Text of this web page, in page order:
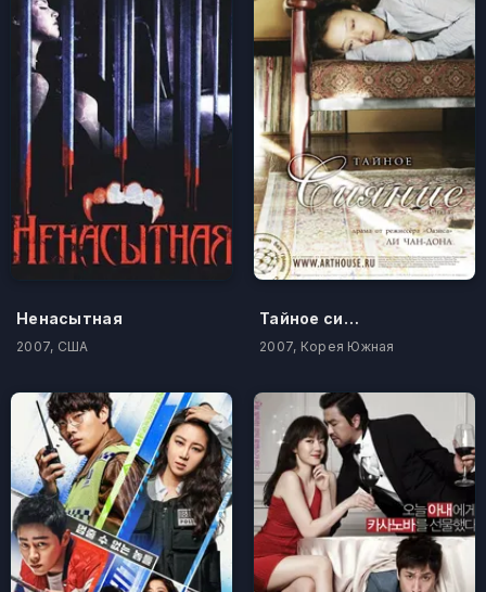
Ненасытная
2007, США
Тайное сияние
2007, Корея Южная